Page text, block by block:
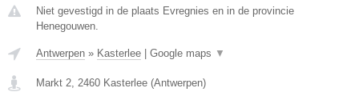
Niet gevestigd in de plaats Evregnies en in de provincie
Henegouwen.
Antwerpen » Kasterlee Google maps ▼
Markt 2 2460 Kasterlee (Antwerpen)